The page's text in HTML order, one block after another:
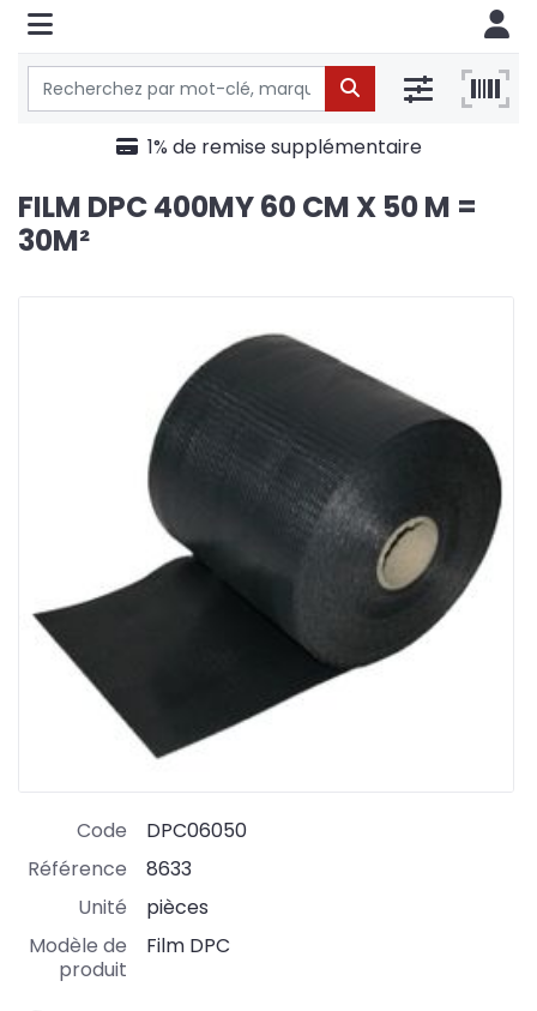
1% de remise supplémentaire
FILM DPC 400MY 60 CM X 50 M =
30M²
Code
DPC06050
Référence
8633
Unité
pièces
Modèle de
produit
Film DPC